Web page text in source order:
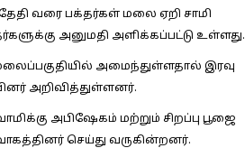
வரை பக்தர்கள் மலை ஏறி சாமி
அனுமதி அளிக்கப்பட்டு உள்ளது.
அமைந்துள்ளதால் இரவு
அறிவித்துள்ளனர்.
அபிஷேகம் மற்றும் சிறப்பு பூஜை
செய்து வருகின்றனர்.